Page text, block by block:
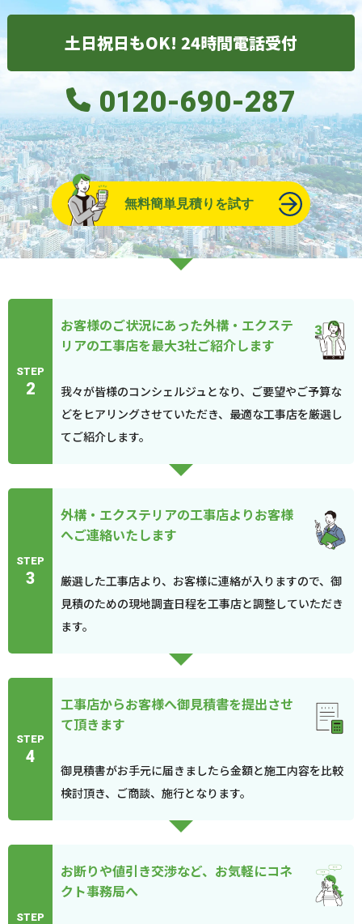
土日祝日もOK! 24時間電話受付
0120-690-287
無料簡単見積りを試す
STEP
2
お客様のご状況にあった外構・エクステ
リアの工事店を最大3社ご紹介します
我々が皆様のコンシェルジュとなり、ご要望やご予算な
どをヒアリングさせていただき、最適な工事店を厳選し
てご紹介します。
STEP
3
外構・エクステリアの工事店よりお客様
へご連絡いたします
厳選した工事店より、お客様に連絡が入りますので、御
見積のための現地調査日程を工事店と調整していただき
ます。
STEP
4
工事店からお客様へ御見積書を提出させ
て頂きます
御見積書がお手元に届きましたら金額と施工内容を比較
検討頂き、ご商談、施行となります。
STEP
お断りや値引き交渉など、お気軽にコネ
クト事務局へ